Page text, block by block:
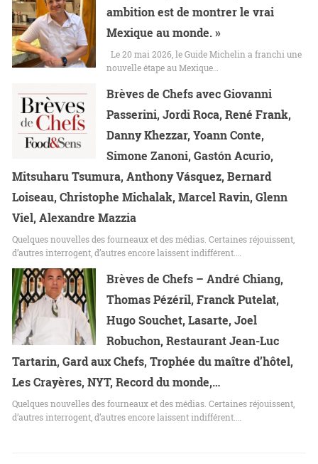
ambition est de montrer le vrai
Mexique au monde. »
Le 20 mai 2026, le Guide Michelin a franchi une
nouvelle étape au Mexique…
Brèves de Chefs avec Giovanni
Passerini, Jordi Roca, René Frank,
Danny Khezzar, Yoann Conte,
Simone Zanoni, Gastón Acurio,
Mitsuharu Tsumura, Anthony Vásquez, Bernard
Loiseau, Christophe Michalak, Marcel Ravin, Glenn
Viel, Alexandre Mazzia
Quelques nouvelles des fourneaux et des médias. Certaines réjouissent,
d’autres interrogent, d’autres encore laissent indifférent.…
Brèves de Chefs – André Chiang,
Thomas Pézéril, Franck Putelat,
Hugo Souchet, Lasarte, Joel
Robuchon, Restaurant Jean-Luc
Tartarin, Gard aux Chefs, Trophée du maître d’hôtel,
Les Crayères, NYT, Record du monde,…
Quelques nouvelles des fourneaux et des médias. Certaines réjouissent,
d’autres interrogent, d’autres encore laissent indifférent.…